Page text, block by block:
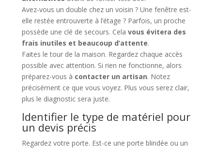
Avez-vous un double chez un voisin ? Une fenêtre est-
elle restée entrouverte à l’étage ? Parfois, un proche
possède une clé de secours. Cela vous évitera des
frais inutiles et beaucoup d’attente.
Faites le tour de la maison. Regardez chaque accès
possible avec attention. Si rien ne fonctionne, alors
préparez-vous à contacter un artisan. Notez
précisément ce que vous voyez. Plus vous serez clair,
plus le diagnostic sera juste.
Identifier le type de matériel pour
un devis précis
Regardez votre porte. Est-ce une porte blindée ou un